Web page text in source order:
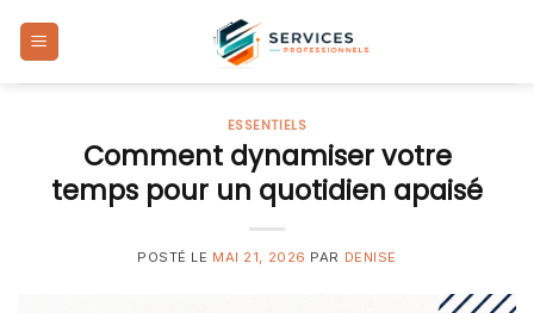
ESSENTIELS
Comment dynamiser votre
temps pour un quotidien apaisé
POSTÉ LE MAI 21, 2026 PAR DENISE